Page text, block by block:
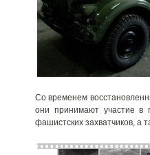
Со временем
они принимают участие в
фашистских захватчиков, а